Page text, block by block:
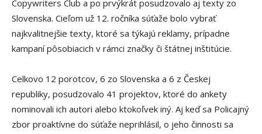
Copywriters Club a po prvýkrát posudzovalo aj texty zo
Slovenska. Cieľom už 12. ročníka súťaže bolo vybrať
najkvalitnejšie texty, ktoré sa týkajú reklamy, prípadne
kampaní pôsobiacich v rámci značky či štátnej inštitúcie.
Celkovo 12 porotcov, 6 zo Slovenska a 6 z Českej
republiky, posudzovalo 41 projektov, ktoré do ankety
nominovali ich autori alebo ktokoľvek iný. Aj keď sa Policajný
zbor proaktívne do súťaže neprihlásil, o jeho činnosti sa